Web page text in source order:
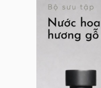
Anna Sui nữ
Arabian Oud
Argos
Argos nữ
Argos unisex